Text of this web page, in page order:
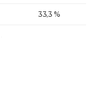
33,3 %